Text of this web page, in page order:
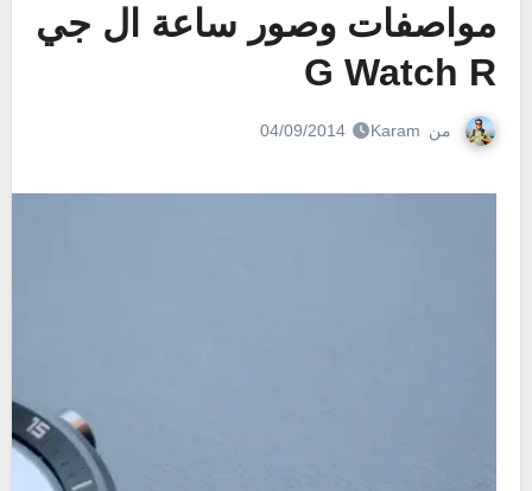
مواصفات وصور ساعة ال جي
G Watch R
من Karam
04/09/2014